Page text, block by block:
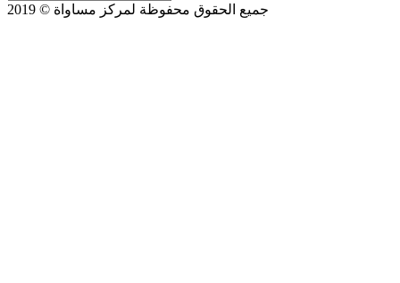
جميع الحقوق محفوظة لمركز مساواة © 2019